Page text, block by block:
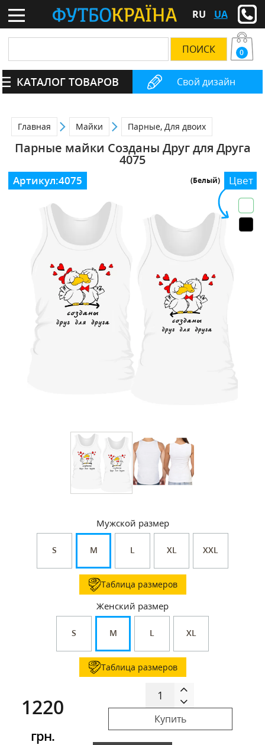
RU UA
Свой дизайн
0
КАТАЛОГ ТОВАРОВ
Главная Майки Парные, Для двоих
Парные майки Созданы Друг для Друга
4075
Цвет
(Белый)
Мужской размер
S M L XL XXL
Таблица размеров
Женский размер
S M L XL
Таблица размеров
1220
грн.
Купить
Артикул:4075